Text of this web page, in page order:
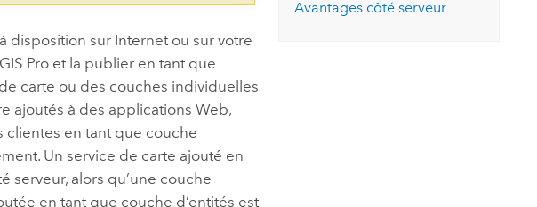
disposition sur Internet ou sur votre
Pro et la publier en tant que
carte ou des couches individuelles
ajoutés à des applications Web,
clientes en tant que couche
Un service de carte ajouté en
serveur, alors qu’une couche
en tant que couche d’entités est
Avantages côté serveur